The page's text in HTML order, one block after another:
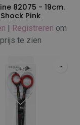
82075 - 19cm.
Shock Pink
| Registreren om
prijs te zien